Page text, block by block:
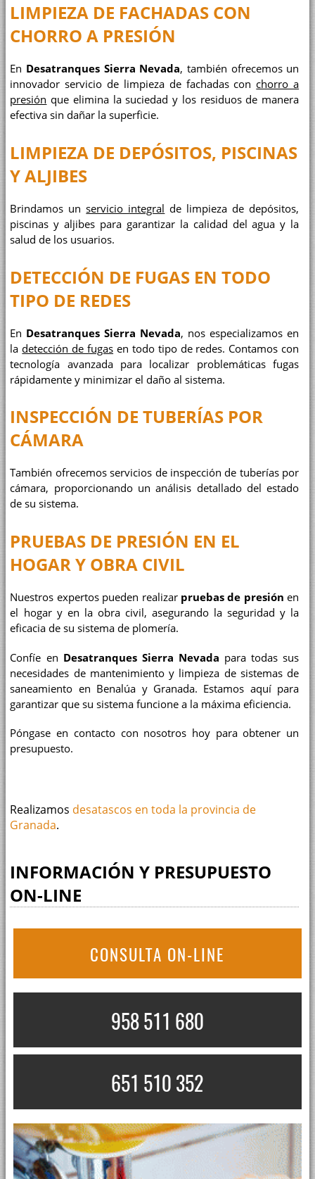
LIMPIEZA DE FACHADAS CON
CHORRO A PRESIÓN
En Desatranques Sierra Nevada, también ofrecemos un
innovador servicio de limpieza de fachadas con chorro a
presión que elimina la suciedad y los residuos de manera
efectiva sin dañar la superficie.
LIMPIEZA DE DEPÓSITOS, PISCINAS
Y ALJIBES
Brindamos unservicio integral de limpieza de depósitos,
piscinas y aljibes para garantizar la calidad del agua y la
salud de los usuarios.
DETECCIÓN DE FUGAS EN TODO
TIPO DE REDES
En Desatranques Sierra Nevada, nos especializamos en
ladetección de fugas en todo tipo de redes. Contamos con
tecnología avanzada para localizar problemáticas fugas
rápidamente y minimizar el daño al sistema.
INSPECCIÓN DE TUBERÍAS POR
CÁMARA
También ofrecemos servicios de inspección de tuberías por
cámara, proporcionando un análisis detallado del estado
de su sistema.
PRUEBAS DE PRESIÓN EN EL
HOGAR Y OBRA CIVIL
Nuestros expertos pueden realizar pruebas de presión en
el hogar y en la obra civil, asegurando la seguridad y la
eficacia de su sistema de plomería.
Confíe en Desatranques Sierra Nevada para todas sus
necesidades de mantenimiento y limpieza de sistemas de
saneamiento en Benalúa y Granada. Estamos aquí para
garantizar que su sistema funcione a la máxima eficiencia.
Póngase en contacto con nosotros hoy para obtener un
presupuesto.
Realizamos desatascos en toda la provincia de
Granada.
INFORMACIÓN Y PRESUPUESTO
ON-LINE
CONSULTA ON-LINE
958 511 680
651 510 352